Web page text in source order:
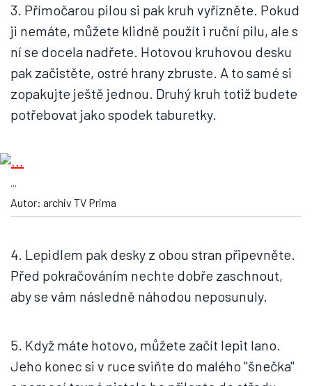
3. Přímočarou pilou si pak kruh vyřízněte. Pokud
ji nemáte, můžete klidně použít i ruční pilu, ale s
ní se docela nadřete. Hotovou kruhovou desku
pak začistěte, ostré hrany zbruste. A to samé si
zopakujte ještě jednou. Druhý kruh totiž budete
potřebovat jako spodek taburetky.
...
Autor: archiv TV Prima
4. Lepidlem pak desky z obou stran připevněte.
Před pokračováním nechte dobře zaschnout,
aby se vám následně náhodou neposunuly.
5. Když máte hotovo, můžete začít lepit lano.
Jeho konec si v ruce sviňte do malého "šnečka"